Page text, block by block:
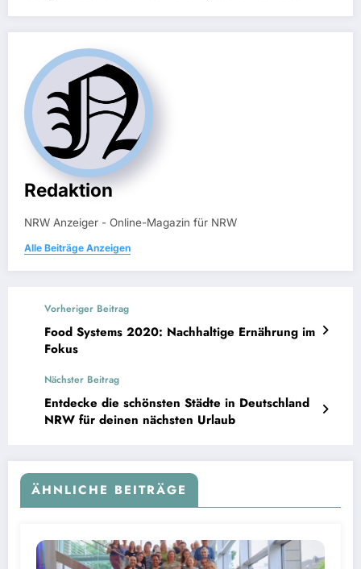
Redaktion
NRW Anzeiger - Online-Magazin für NRW
Alle Beiträge Anzeigen
Vorheriger Beitrag
Food Systems 2020: Nachhaltige Ernährung im
Fokus
Nächster Beitrag
Entdecke die schönsten Städte in Deutschland
NRW für deinen nächsten Urlaub
ÄHNLICHE BEITRÄGE